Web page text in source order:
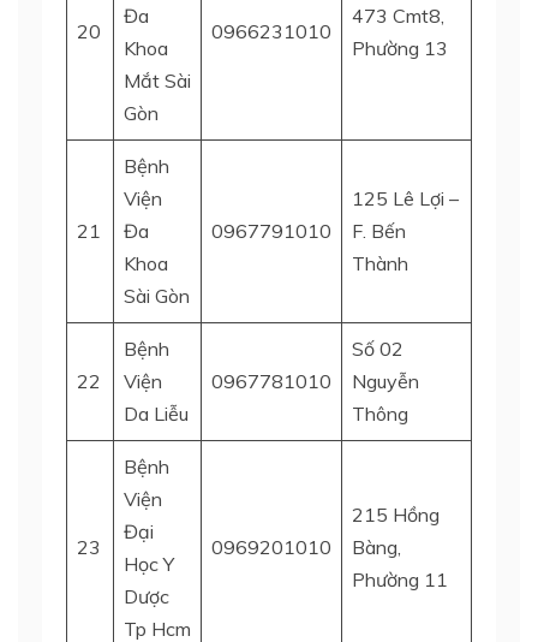
20
Đa
Khoa
Mắt Sài
Gòn
0966231010
473 Cmt8,
Phường 13
21
Bệnh
Viện
Đa
Khoa
Sài Gòn
0967791010
125 Lê Lợi –
F. Bến
Thành
22
Bệnh
Viện
Da Liễu
0967781010
Số 02
Nguyễn
Thông
23
Bệnh
Viện
Đại
Học Y
Dược
Tp Hcm
0969201010
215 Hồng
Bàng,
Phường 11